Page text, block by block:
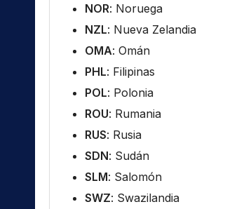
NOR: Noruega
NZL: Nueva Zelandia
OMA: Omán
PHL: Filipinas
POL: Polonia
ROU: Rumania
RUS: Rusia
SDN: Sudán
SLM: Salomón
SWZ: Swazilandia